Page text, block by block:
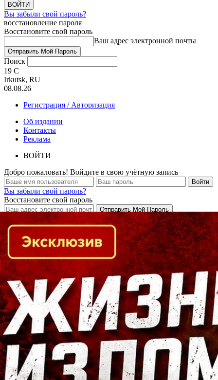
Вы забыли свой пароль?
восстановление пароля
Восстановите свой пароль
Ваш адрес электронной почты
Поиск
19 C
Irkutsk, RU
08.08.26
Регистрация / Авторизация
Об издании
Контакты
Реклама
ВОЙТИ
Добро пожаловать! Войдите в свою учётную запись
Вы забыли свой пароль?
Восстановите свой пароль
Кто есть кто в Байкальском регионе